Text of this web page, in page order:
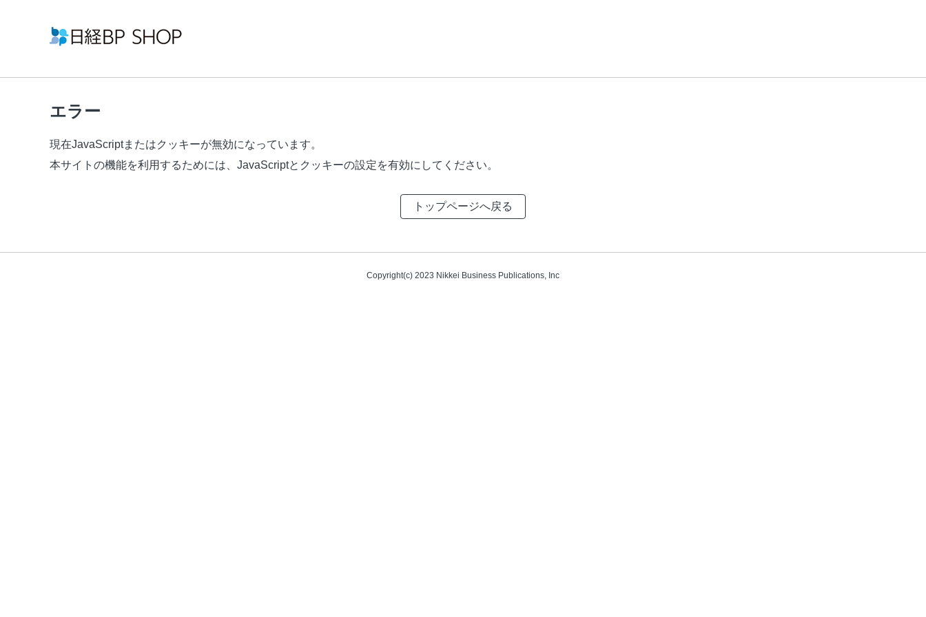
エラー
現在JavaScriptまたはクッキーが無効になっています。
本サイトの機能を利用するためには、JavaScriptとクッキーの設定を有効にしてください。
トップページへ戻る
Copyright(c) 2023 Nikkei Business Publications, Inc